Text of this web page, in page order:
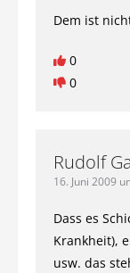
Dem ist
0
0
Rudolf
16. Juni 2009
Dass es
Krankheit),
usw. das